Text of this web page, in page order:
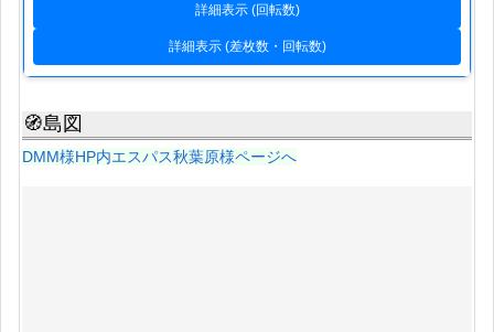
詳細表示 (回転数)
詳細表示 (差枚数・回転数)
🧭島図
DMM様HP内エスパス秋葉原様ページへ